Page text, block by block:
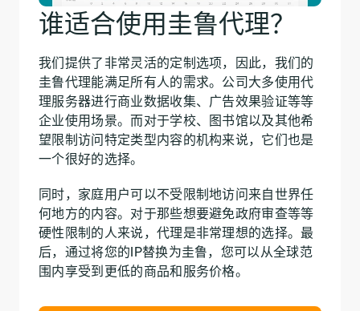
谁适合使用圭鲁代理？
我们提供了非常灵活的定制选项，因此，我们的
圭鲁代理能满足所有人的需求。公司大多使用代
理服务器进行商业数据收集、广告效果验证等等
企业使用场景。而对于学校、图书馆以及其他希
望限制访问特定类型内容的机构来说，它们也是
一个很好的选择。
同时，家庭用户可以不受限制地访问来自世界任
何地方的内容。对于那些想要避免政府审查等等
硬性限制的人来说，代理是非常理想的选择。最
后，通过将您的IP替换为圭鲁，您可以从全球范
围内享受到更低的商品和服务价格。